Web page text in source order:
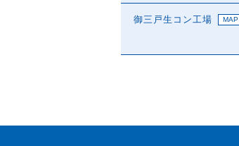
御三戸生コン工場 MAP